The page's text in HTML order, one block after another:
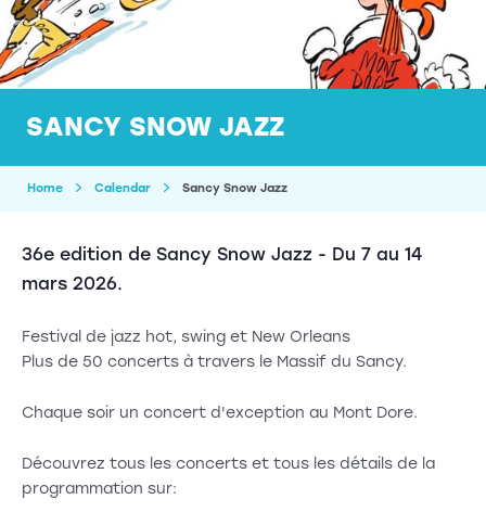
SANCY SNOW JAZZ
Home Calendar Sancy Snow Jazz
36e edition de Sancy Snow Jazz - Du 7 au 14
mars 2026.
Festival de jazz hot, swing et New Orleans
Plus de 50 concerts à travers le Massif du Sancy.
Chaque soir un concert d'exception au Mont Dore.
Découvrez tous les concerts et tous les détails de la
programmation sur: